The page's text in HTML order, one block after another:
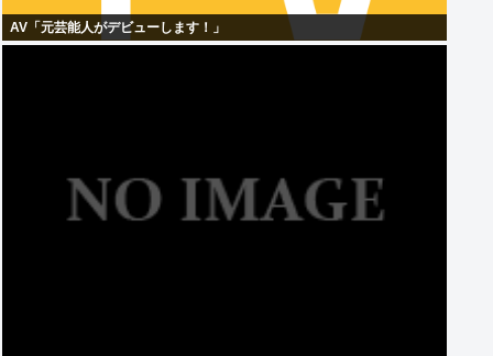
AV「元芸能人がデビューします！」